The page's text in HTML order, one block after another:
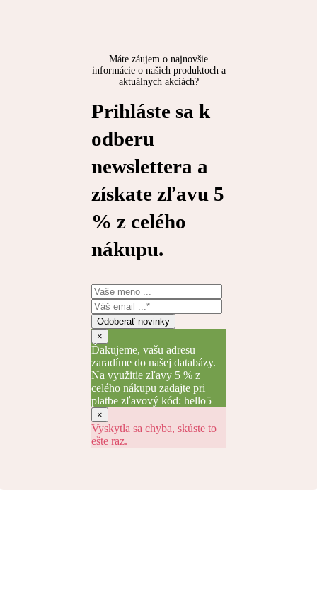
Máte záujem o najnovšie
informácie o našich produktoch a
aktuálnych akciách?
Prihláste sa k
odberu
newslettera a
získate zľavu 5
% z celého
nákupu.
Odoberať novinky
×
Ďakujeme, vašu adresu
zaradíme do našej databázy.
Na využitie zľavy 5 % z
celého nákupu zadajte pri
platbe zľavový kód: hello5
×
Vyskytla sa chyba, skúste to
ešte raz.